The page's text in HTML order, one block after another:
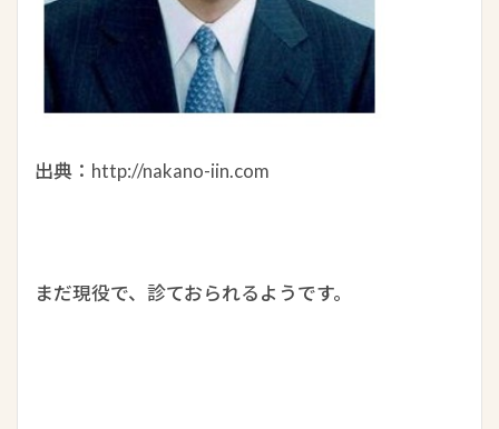
出典：http://nakano-iin.com
まだ現役で、診ておられるようです。